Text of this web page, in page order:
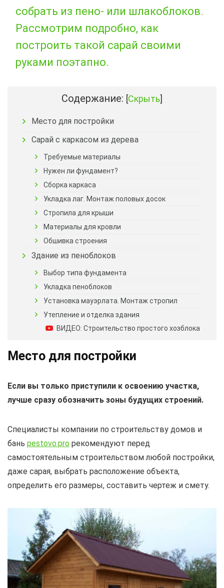
собрать из пено- или шлакоблоков.
Рассмотрим подробно, как
построить такой сарай своими
руками поэтапно.
Содержание: [Скрыть]
Место для постройки
Сарай с каркасом из дерева
Требуемые материалы
Нужен ли фундамент?
Сборка каркаса
Укладка лаг. Монтаж половых досок
Стропила для крыши
Материалы для кровли
Обшивка строения
Здание из пеноблоков
Выбор типа фундамента
Укладка пеноблоков
Установка мауэрлата. Монтаж стропил
Утепление и отделка здания
ВИДЕО: Строительство простого хозблока
Место для постройки
Если вы только приступили к освоению участка,
лучше сразу обозначить зоны будущих строений.
Специалисты компании по строительству домов и
бань pestovo.pro рекомендуют перед
самостоятельным строительством любой постройки,
даже сарая, выбрать расположение объекта,
определить его размеры, составить чертеж и смету.